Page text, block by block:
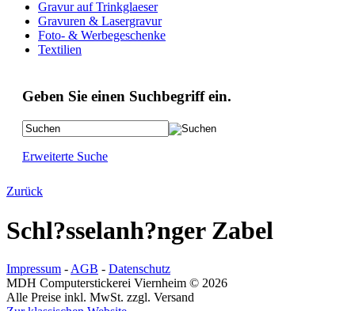
Gravur auf Trinkglaeser
Gravuren & Lasergravur
Foto- & Werbegeschenke
Textilien
Geben Sie einen Suchbegriff ein.
Erweiterte Suche
Zurück
Schl?sselanh?nger Zabel
Impressum - AGB - Datenschutz
MDH Computerstickerei Viernheim © 2026
Alle Preise inkl. MwSt. zzgl. Versand